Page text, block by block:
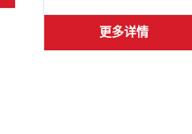
更多详情